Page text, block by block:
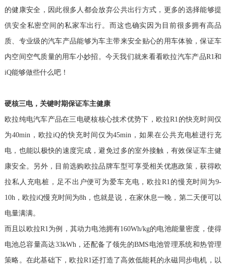
的健康安全，因此很多人都会放弃公共出行方式，更多的选择能够提
供安全私密空间的私家车出行。而这也确实因为目前很多拥有高品
质、专业级的汽车产品能够为车主带来安全贴心的用车体验，保证车
内空间空气质量的用车小妙招。 今天我们就来看看欧拉汽车产品R1和
iQ能够做些什么吧！
硬核三电，关键时期保证车主健康
欧拉纯电汽车产品在三电硬核核心技术优势下，欧拉R1的快充时间仅
为40min，欧拉iQ的快充时间仅为45min，如果在公共充电桩进行充
电，也能以极快的速度完成，避免过多的室外接触，有效保证车主健
康安全。 另外， 目前选购欧拉品牌车型可享受相关优惠政策，获得欧
拉私人充电桩，足不出户便可为爱车充电，欧拉R1的慢充时间为9-
10h，欧拉iQ慢充时间为8h，也就是说，在家休息一晚，第二天便可以
电量满满。
而且 以欧拉R1为例，其动力电池拥有160Wh/kg的电池能量密度，使得
电池总容量高达33kWh，还配备了领先的BMS电池管理系统和热管理
策略。在此基础下，欧拉R1还打造了高效低能耗的永磁同步电机，以